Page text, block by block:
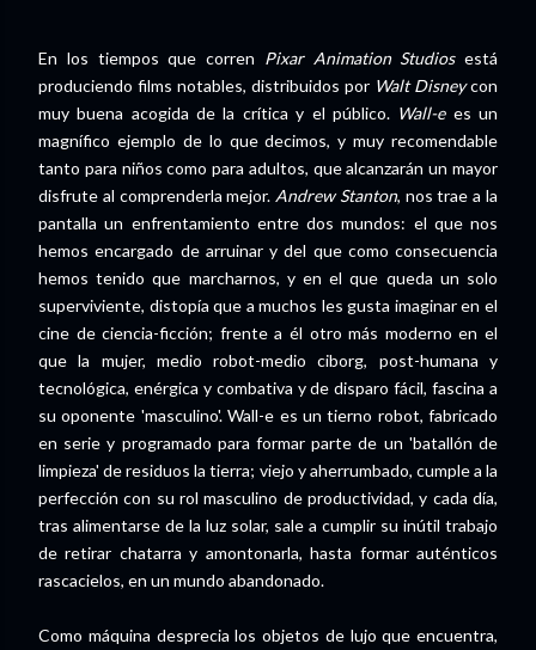
En los tiempos que corren Pixar Animation Studiosestá
produciendo films notables, distribuidos por Walt Disneycon
muy buena acogida de la crítica y el público. Wall-e es un
magnífico ejemplo de lo que decimos, y muy recomendable
tanto para niños como para adultos, que alcanzarán un mayor
disfrute al comprenderla mejor. Andrew Stanton, nos trae a la
pantalla un enfrentamiento entre dos mundos: el que nos
hemos encargado de arruinar y del que como consecuencia
hemos tenido que marcharnos, y en el que queda un solo
superviviente, distopía que a muchos les gusta imaginar en el
cine de ciencia-ficción; frente a él otro más moderno en el
que la mujer, medio robot-medio ciborg, post-humana y
tecnológica, enérgica y combativa y de disparo fácil, fascina a
su oponente 'masculino'. Wall-e es un tierno robot, fabricado
en serie y programado para formar parte de un 'batallón de
limpieza' de residuos la tierra; viejo y aherrumbado, cumple a la
perfección con su rol masculino de productividad, y cada día,
tras alimentarse de la luz solar, sale a cumplir su inútil trabajo
de retirar chatarra y amontonarla, hasta formar auténticos
rascacielos, en un mundo abandonado.
Como máquina desprecia los objetos de lujo que encuentra,